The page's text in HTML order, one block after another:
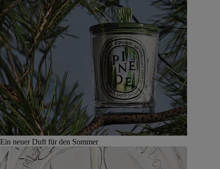
Ein neuer Duft für den Sommer